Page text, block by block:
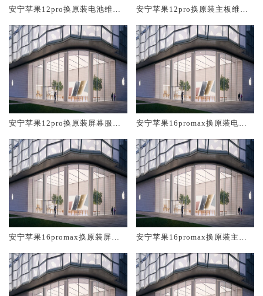
安宁苹果12pro换原装电池维修
安宁苹果12pro换原装主板维修
安宁苹果12pro换原装屏幕服务
安宁苹果16promax换原装电池
安宁苹果16promax换原装屏幕
安宁苹果16promax换原装主板